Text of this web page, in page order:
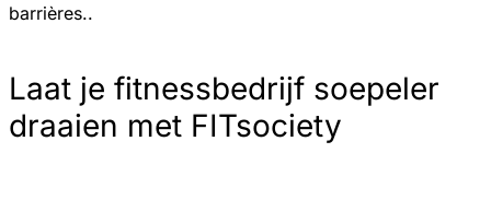
barrières..
Laat je fitnessbedrijf soepeler
draaien met FITsociety